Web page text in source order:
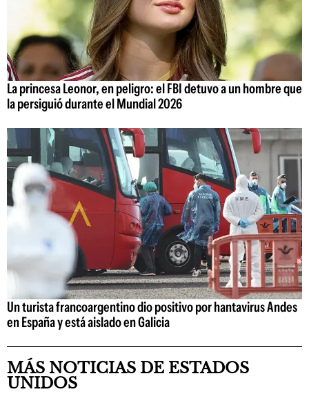
La princesa Leonor, en peligro: el FBI detuvo a un hombre que
la persiguió durante el Mundial 2026
Un turista francoargentino dio positivo por hantavirus Andes
en España y está aislado en Galicia
MÁS NOTICIAS DE ESTADOS
UNIDOS